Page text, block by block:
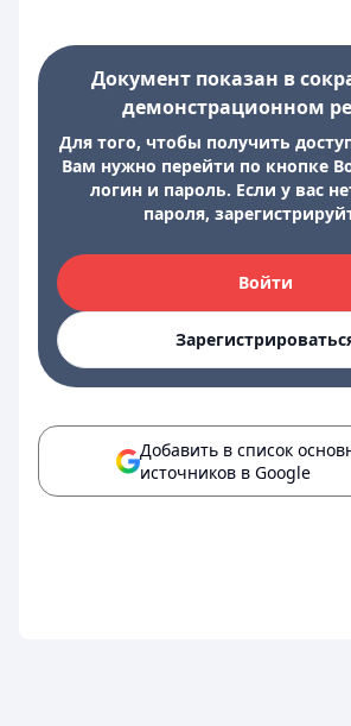
Документ показан в
демонстрационном
Для того, чтобы получить
Вам нужно перейти по кнопке
логин и пароль. Если у вас
пароля,
Войти
Добавить в список
источников в Google